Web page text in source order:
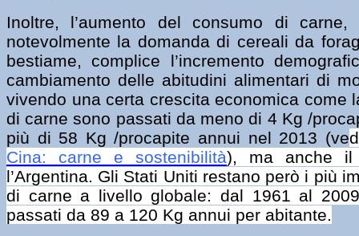
Inoltre, l’aumento del consumo di
notevolmente la domanda di cereali da
bestiame, complice l’incremento
cambiamento delle abitudini alimentari di
vivendo una certa crescita economica come
di carne sono passati da meno di 4 Kg /
più di 58 Kg /procapite annui nel 2013 (ve
Cina: carne e sostenibilità), ma anche il
l’Argentina. Gli Stati Uniti restano però i più
di carne a livello globale: dal 1961 al
passati da 89 a 120 Kg annui per abitante.